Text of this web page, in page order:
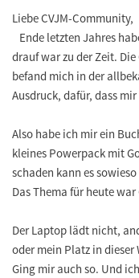
Liebe CVJM-Community,
Ende letzten Jahres
drauf war zu der Zeit.
befand mich in der
Ausdruck, dafür, dass
Also habe ich mir ein
kleines Powerpack mit
schaden kann es
Das Thema für heute war
Der Laptop lädt nicht,
oder mein Platz in dieser
Ging mir auch so. Und